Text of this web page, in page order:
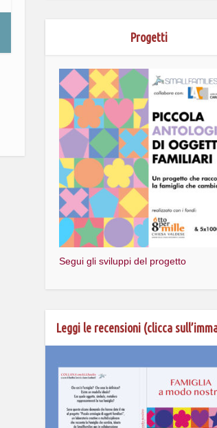
Progetti
Segui gli sviluppi del progetto
Leggi le recensioni (clicca